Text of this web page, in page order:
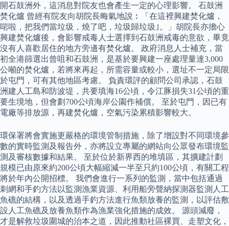
開石鼓洲外，這消息對院友也會產生一定的心理影響。 石鼓洲
焚化爐 曾經有院友向胡院長晦氣地說︰「在這裡興建焚化爐，
啱啦，把我們當垃圾，燒了吧，垃圾歸垃圾｣。」胡院長亦擔心
興建焚化爐後，會影響戒毒人士選擇到石鼓洲戒毒的意欲，畢竟
沒有人喜歡居住的地方旁邊有焚化爐。 政府消息人士補充，當
初全港篩選出曾咀和石鼓洲，是基於要興建一座處理量達3,000
公噸的焚化爐，若將來再起，所需容量或較小，選址不一定局限
於屯門，可有其他地區考慮。 負責環評的顧問公司承認，石鼓
洲建人工島和防波堤，共要填海16公頃，令江豚損失31公頃的重
要生境地，但會劃700公頃海岸公園作補償。 至於屯門，因已有
電廠等排放源，再建焚化爐，空氣污染累積影響較大。
環保署將會實施更嚴格的環境管制措施，除了增設對不同環境參
數的實時監測及報告外，亦將設立專屬的網站向公眾發布環境監
測及審核數據和結果。 至於位於新界西的堆填區，其擴建計劃
規模已由原來約200公頃大幅縮減一半至只約100公頃，有關工程
將於年內公開招標。 我們會進行一系列的監測，當中包括通過
刺網和手釣方法以監測漁業資源、利用船旁聲納探測器監測人工
魚礁的結構，以及透過手釣方法進行魚類放養的監測，以評估敷
設人工魚礁及放養魚類作為漁業強化措施的成效。 源頭減廢，
才是解救垃圾圍城的治本之道，因此推動社區裸買、走塑文化，